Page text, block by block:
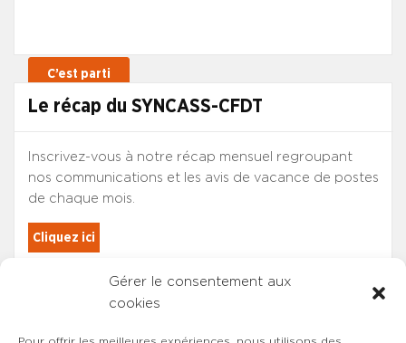
Gérer le consentement aux
cookies
Le récap du SYNCASS-CFDT
Inscrivez-vous à notre récap mensuel regroupant
nos communications et les avis de vacance de postes
de chaque mois.
Cliquez ici
Les adhérents du SYNCASS-CFDT
sont automatiquement inscrits.